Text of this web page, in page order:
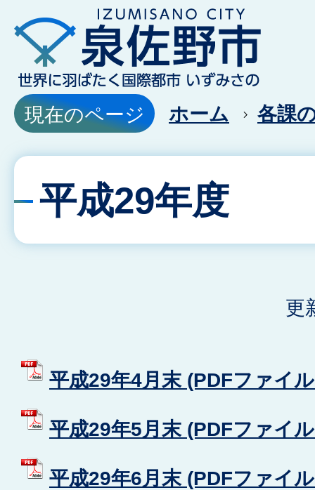
現在のページ ホーム 各課
平成29年度
更
平成29年4月末 (PDFファイ
平成29年5月末 (PDFファイ
平成29年6月末 (PDFファイ